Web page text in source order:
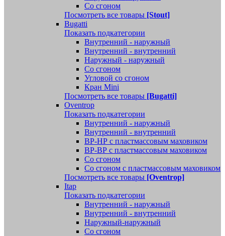
Со сгоном
Посмотреть все товары [Stout]
Bugatti
Показать подкатегории
Внутренний - наружный
Внутренний - внутренний
Наружный - наружный
Со сгоном
Угловой со сгоном
Кран Mini
Посмотреть все товары [Bugatti]
Oventrop
Показать подкатегории
Внутренний - наружный
Внутренний - внутренний
ВР-НР с пластмассовым маховиком
ВР-ВР с пластмассовым маховиком
Со сгоном
Со сгоном с пластмассовым маховиком
Посмотреть все товары [Oventrop]
Itap
Показать подкатегории
Внутренний - наружный
Внутренний - внутренний
Наружный-наружный
Со сгоном